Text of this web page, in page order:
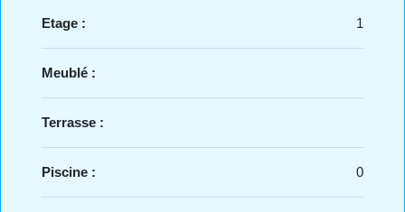
Etage : 1
Meublé :
Terrasse :
Piscine : 0